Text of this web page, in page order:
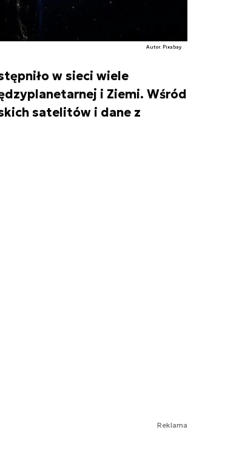
Autor. Pixabay
w sieci wiele
i Ziemi. Wśród
satelitów i dane z
Reklama